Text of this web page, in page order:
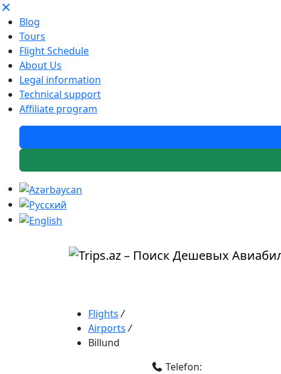
Blog
Tours
Flight Schedule
About Us
Legal information
Technical support
Affiliate program
Flights /
Airports /
Billund
Telefon: